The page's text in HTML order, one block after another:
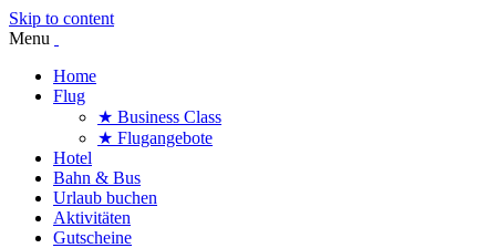
Skip to content
Menu
Home
Flug
★ Business Class
★ Flugangebote
Hotel
Bahn & Bus
Urlaub buchen
Aktivitäten
Gutscheine